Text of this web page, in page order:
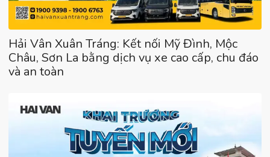
Hải Vân Xuân Tráng: Kết nối Mỹ Đình, Mộc
Châu, Sơn La bằng dịch vụ xe cao cấp, chu đáo
và an toàn